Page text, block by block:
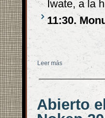
Iwate, a la
11:30.
Leer más sobre ¡Ánimo,
Abierto